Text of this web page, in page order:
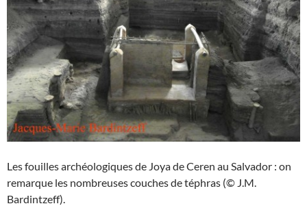
Les fouilles archéologiques de Joya de Ceren au Salvador : on
remarque les nombreuses couches de téphras (© J.M.
Bardintzeff).